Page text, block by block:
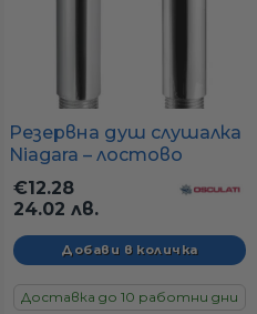
Резервна душ слушалка
Niagara – лостово
управление, хромирана
пластмаса
€12.28
24.02 лв.
Доставка до 10 работни дни